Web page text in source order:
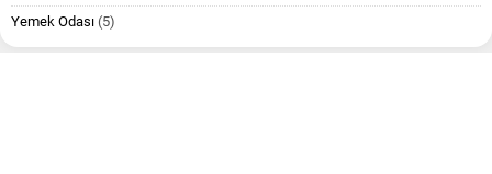
Yemek Odası (5)